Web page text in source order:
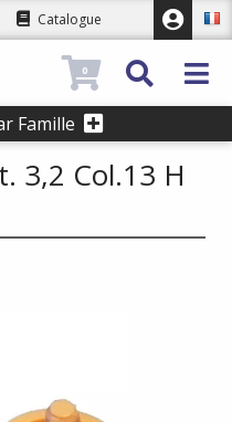
Catalogue
Famille
0
3,2 Col.13 H